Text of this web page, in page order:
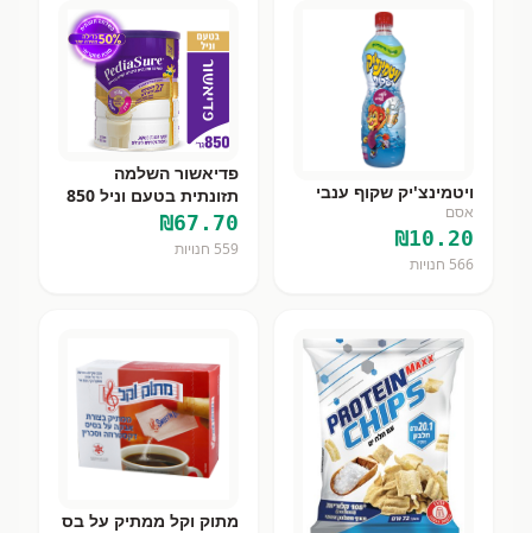
ויטמינצ'יק שקוף ענבי
אסם
₪10.20
566 חנויות
פדיאשור השלמה
תזונתית בטעם וניל 850
גרם
₪67.70
559 חנויות
מתוק וקל ממתיק על בס